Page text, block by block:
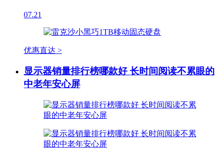
07.21
优惠直达 >
显示器销量排行榜哪款好 长时间阅读不累眼的
中老年安心屏